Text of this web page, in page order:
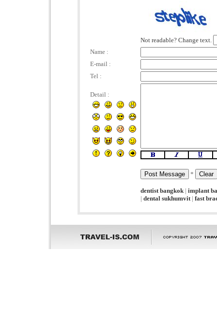
Not readable? Change text.
Name :
E-mail :
Tel :
Detail :
*
dentist bangkok| implant
| dental sukhumvit| fast